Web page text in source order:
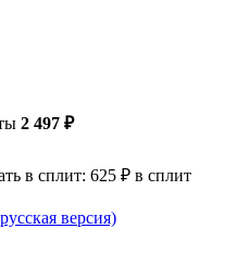
2 497 ₽
в сплит: 625 ₽ в сплит
версия)